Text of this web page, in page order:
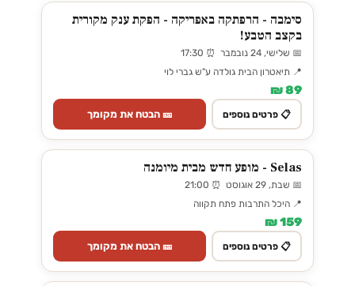
סימבה - הרפתקה באפריקה - הפקת ענק מקורית
בקצב הטבע!
📅 שלישי, 24 נובמבר ⏰ 17:30
📍 תיאטרון הבית גולדה ע"ש גברי לוי
89 ₪
📋 פרטים נוספים 🎫 הבטח את מקומך
Selas - מופע חדש מבית מיומנה
📅 שבת, 29 אוגוסט ⏰ 21:00
📍 היכל התרבות פתח תקווה
159 ₪
📋 פרטים נוספים 🎫 הבטח את מקומך